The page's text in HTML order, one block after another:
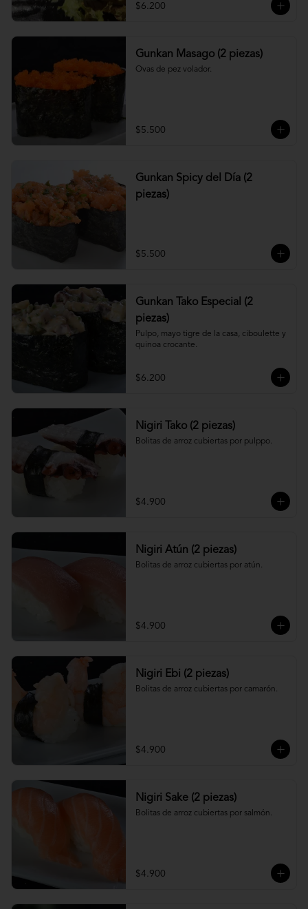
$6.200
Gunkan Masago (2 piezas)
Ovas de pez volador.
$5.500
Gunkan Spicy del Día (2
piezas)
$5.500
Gunkan Tako Especial (2
piezas)
Pulpo, mayo tigre de la casa, ciboulette y
quinoa crocante.
$6.200
Nigiri Tako (2 piezas)
Bolitas de arroz cubiertas por pulppo.
$4.900
Nigiri Atún (2 piezas)
Bolitas de arroz cubiertas por atún.
$4.900
Nigiri Ebi (2 piezas)
Bolitas de arroz cubiertas por camarón.
$4.900
Nigiri Sake (2 piezas)
Bolitas de arroz cubiertas por salmón.
$4.900